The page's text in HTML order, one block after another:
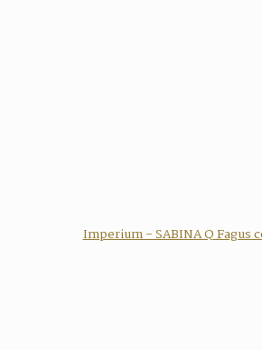
Imperium - SABINA Q Fagus